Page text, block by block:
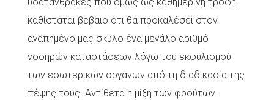
καθίσταται βέβαιο ότι θα προκαλέσει στον
αγαπημένο μας σκύλο ένα μεγάλο αριθμό
νοσηρών καταστάσεων λόγω του εκφυλισμού
των εσωτερικών οργάνων από τη διαδικασία της
πέψης τους. Αντίθετα η μίξη των φρούτων-